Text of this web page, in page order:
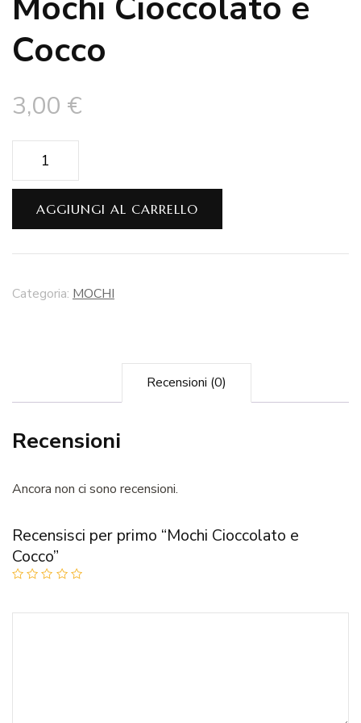
Cocco
3,00 €
Mochi
Cioccolato
AGGIUNGI AL CARRELLO
Categoria: MOCHI
Recensioni (0)
Recensioni
Ancora non ci sono recensioni.
Recensisci per primo “Mochi Cioccolato e
Cocco”